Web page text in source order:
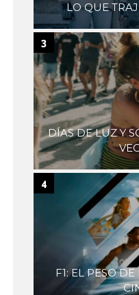
LO QUE
DÍAS DE LUZ Y
3
F1: EL PESO
4